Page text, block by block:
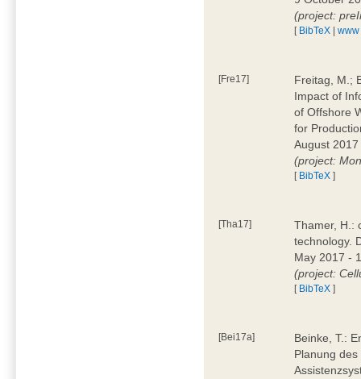
(project:
[ BibTeX |www
[Fre17]
Freitag, M.;
Impact of
of Offshore
for
August
(project:
[ BibTeX ]
[Tha17]
Thamer, H.:
technology.
May 2017 -
(project:
[ BibTeX ]
[Bei17a]
Beinke, T.:
Planung